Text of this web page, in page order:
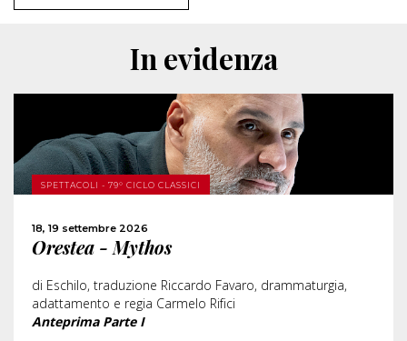
In evidenza
SPETTACOLI - 79° CICLO CLASSICI
18, 19 settembre 2026
Orestea - Mythos
di Eschilo, traduzione Riccardo Favaro, drammaturgia,
adattamento e regia Carmelo Rifici
Anteprima Parte I
SCOPRI DI PIÙ